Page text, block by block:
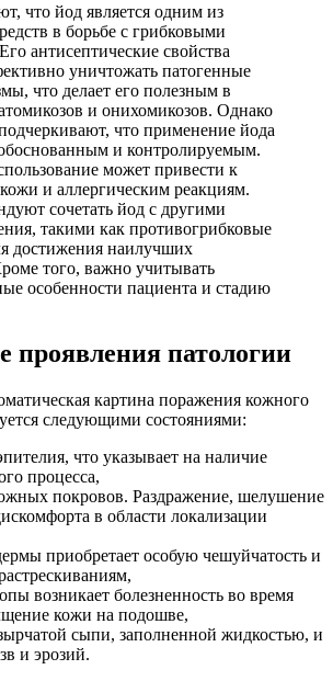
что йод является одним из
в борьбе с грибковыми
антисептические свойства
уничтожать патогенные
что делает его полезным в
и онихомикозов. Однако
что применение йода
и контролируемым.
может привести к
и аллергическим реакциям.
сочетать йод с другими
такими как противогрибковые
достижения наилучших
того, важно учитывать
особенности пациента и стадию
проявления патологии
картина поражения кожного
следующими состояниями:
что указывает на наличие
процесса,
покровов. Раздражение, шелушение
в области локализации
приобретает особую чешуйчатость и
возникает болезненность во время
кожи на подошве,
сыпи, заполненной жидкостью, и
и эрозий.